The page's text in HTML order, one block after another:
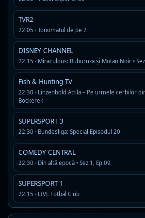
TVR2
22:05 · Tonomatul de pe 2
DISNEY CHANNEL
22:15 · Miraculous: Buburuza și Motan Noir •
Fish & Hunting TV
22:30 · Linzenbold Attila – Pe urmele cerbilor
Bockerek
SUPERSPORT 3
22:30 · Bundesliga: Special Episodul 20
COMEDY CENTRAL
22:30 · Din altă epocă • Sez.1, Ep.09
SUPERSPORT 1
22:15 · LIVE Fotbal Club
Tenis M - ATP: Houston Open
Disponibil in istoricul recent al programului PPV 1
Tenis M - ATP: Washington Open
Disponibil in istoricul recent al programului PPV 1
Tenis M - ATP: Kitzbuhel Open
Disponibil in istoricul recent al programului PPV 1
Tenis M - ATP: Accapulco Open
Disponibil in istoricul recent al programului PPV
Tenis M - ATP: Montreal Open
Disponibil in istoricul recent al programului PPV 1
Tenis M - ATP: Eastbourne Open